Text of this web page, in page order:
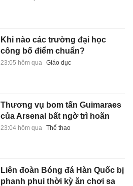
Khi nào các trường đại học
công bố điểm chuẩn?
23:05 hôm qua Giáo dục
Thương vụ bom tấn Guimaraes
của Arsenal bất ngờ trì hoãn
23:04 hôm qua Thể thao
Liên đoàn Bóng đá Hàn Quốc bị
phanh phui thời kỳ ăn chơi sa